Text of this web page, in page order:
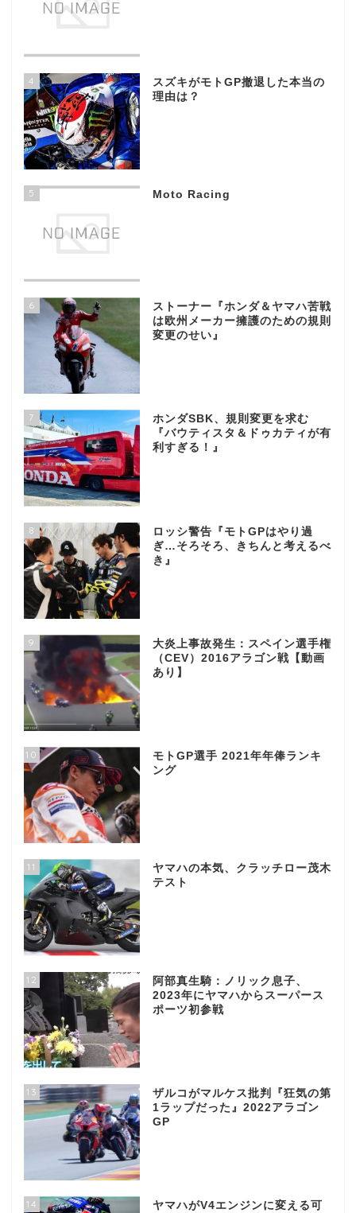
4
スズキがモトGP撤退した本当の
理由は？
5 Moto Racing
6
ストーナー『ホンダ＆ヤマハ苦戦
は欧州メーカー擁護のための規則
変更のせい』
7
ホンダSBK、規則変更を求む
『バウティスタ＆ドゥカティが有
利すぎる！』
8
ロッシ警告『モトGPはやり過
ぎ…そろそろ、きちんと考えるべ
き』
9
大炎上事故発生：スペイン選手権
（CEV）2016アラゴン戦【動画
あり】
10
モトGP選手 2021年年俸ランキ
ング
11
ヤマハの本気、クラッチロー茂木
テスト
12
阿部真生騎：ノリック息子、
2023年にヤマハからスーパース
ポーツ初参戦
13
ザルコがマルケス批判『狂気の第
1ラップだった』2022アラゴン
GP
14
ヤマハがV4エンジンに変える可